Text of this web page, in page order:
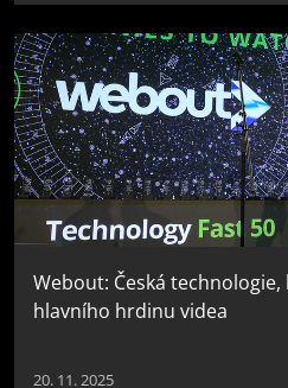
Webout: Česká technologie,
hlavního hrdinu videa
20. 11. 2025